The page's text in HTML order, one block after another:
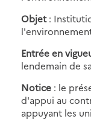
Objet:
Entrée en
lendemain de
Notice : le
d'appui au
appuyant les